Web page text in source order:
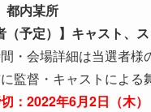
都内某所
（予定）】キャスト、
・会場詳細は当選者様
監督・キャストによる
：2022年6月2日（木）